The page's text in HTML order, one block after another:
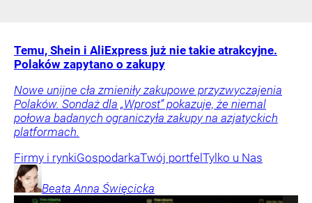
Temu, Shein i AliExpress już nie takie atrakcyjne.
Polaków zapytano o zakupy
Nowe unijne cła zmieniły zakupowe przyzwyczajenia
Polaków. Sondaż dla „Wprost” pokazuje, że niemal
połowa badanych ograniczyła zakupy na azjatyckich
platformach.
Firmy i rynkiGospodarkaTwój portfelTylko u Nas
Beata Anna Święcicka